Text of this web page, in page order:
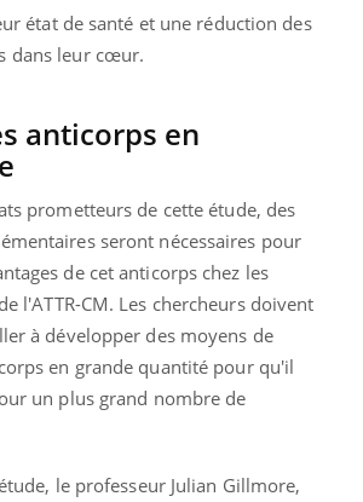
état de santé et une réduction des
dans leur cœur.
anticorps en
prometteurs de cette étude, des
seront nécessaires pour
de cet anticorps chez les
l'ATTR-CM. Les chercheurs doivent
à développer des moyens de
en grande quantité pour qu'il
un plus grand nombre de
le professeur Julian Gillmore,